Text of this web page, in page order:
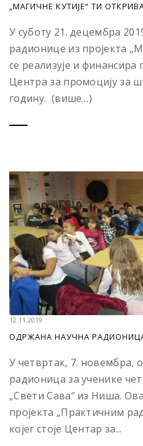
„МАГИЧНЕ КУТИЈЕ“ ТИ
У суботу 21. децембра
радионице из пројекта
се реализује и
Центра за промоцију за
годину. (више…)
12.11.2019
OДРЖАНА НАУЧНА
У четвртак, 7. новембра,
радионица за ученике
„Свети Сава“ из Ниша.
пројекта „Практичним
којег стоје Центар за...